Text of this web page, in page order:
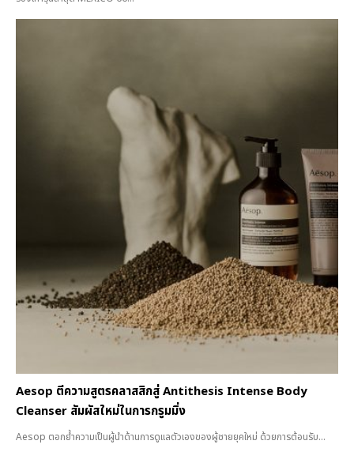
Aesop ตีความสูตรคลาสสิกสู่ Antithesis Intense Body
Cleanser สัมผัสใหม่ในการกรูมมิ่ง
Aesop ตอกย้ำความเป็นผู้นำด้านการดูแลตัวเองของผู้ชายยุคใหม่ ด้วยการต้อนรับ...